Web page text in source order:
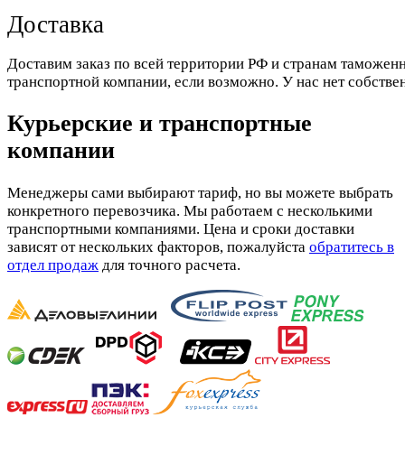
Доставка
Доставим заказ по всей территории РФ и странам
транспортной компании, если возможно. У нас нет
Курьерские и транспортные
компании
Менеджеры сами выбирают тариф, но вы можете выбрать
конкретного перевозчика. Мы работаем с несколькими
транспортными компаниями. Цена и сроки доставки
зависят от нескольких факторов, пожалуйста обратитесь в
отдел продаж для точного расчета.